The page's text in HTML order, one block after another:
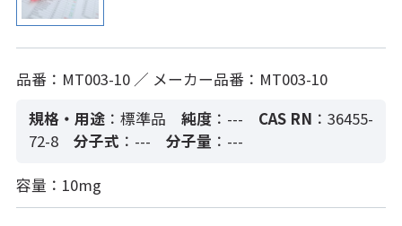
品番：MT003-10 ／ メーカー品番：MT003-10
規格・用途 ：標準品 純度：--- CAS RN ：36455-
72-8
分子式 ：--- 分子量 ：---
容量：10mg